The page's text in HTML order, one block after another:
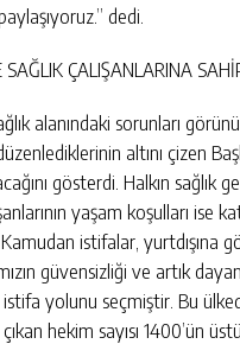
dedi.
ÇALIŞANLARINA
alanındaki sorunları
altını çizen
gösterdi. Halkın sağlık
yaşam koşulları
istifalar, yurtdışına
güvensizliği ve artık
yolunu seçmiştir. Bu
çıkan hekim sayısı 1400’ün